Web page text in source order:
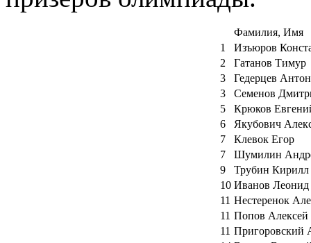
Фамилия, Имя
1
Изъюров
2
Гатанов Тимур
3
Гедерцев Антон
3
Семенов
5
Крюков
6
Якубович
7
Клевок Егор
7
Шумилин
9
Трубин Кирилл
10 Иванов Леонид
11 Нестеренок
11 Попов Алексей
11 Пригоровский